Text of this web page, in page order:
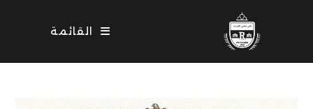
القائمة